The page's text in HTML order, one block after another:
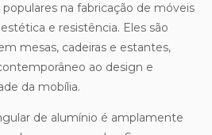
na fabricação de móveis
e resistência. Eles são
mesas, cadeiras e estantes,
ao design e
da mobília.
de alumínio é amplamente